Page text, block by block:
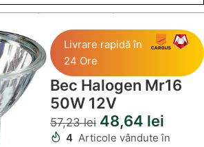
Halogen»Bec Halogen Mr16 50W 12V
Livrare rapidă în
24 Ore
Bec Halogen Mr16
50W 12V
57,23lei 48,64 lei
4 Articole vândute în